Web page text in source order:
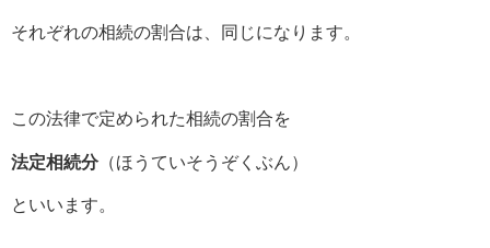
それぞれの相続の割合は、同じになります。
この法律で定められた相続の割合を
法定相続分 （ほうていそうぞくぶん）
といいます。